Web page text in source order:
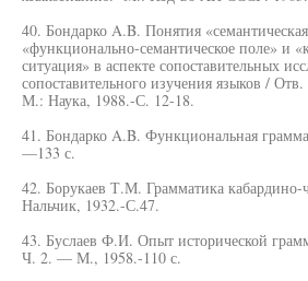
40. Бондарко A.B. Понятия
«функционально-семантическое поле» и
ситуация» в аспекте сопоставительных
сопоставительного изучения языков /
М.: Наука, 1988.-С. 12-18.
41. Бондарко A.B. Функциональная
—133 с.
42. Борукаев Т.М. Грамматика кабардино-
Нальчик, 1932.-С.47.
43. Буслаев Ф.И. Опыт исторической
Ч. 2. — М., 1958.-110 с.